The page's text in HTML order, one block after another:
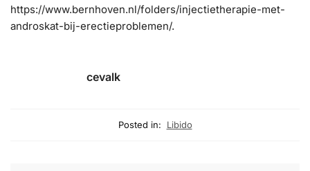
https://www.bernhoven.nl/folders/injectietherapie-met-
androskat-bij-erectieproblemen/.
cevalk
Posted in: Libido